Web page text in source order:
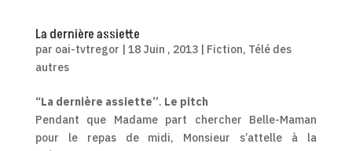
La dernière assiette
par oai-tvtregor | 18 Juin , 2013| Fiction, Télé des
autres
“La dernière assiette”. Le pitch
Pendant que Madame part chercher Belle-Maman
pour le repas de midi, Monsieur s’attelle à la